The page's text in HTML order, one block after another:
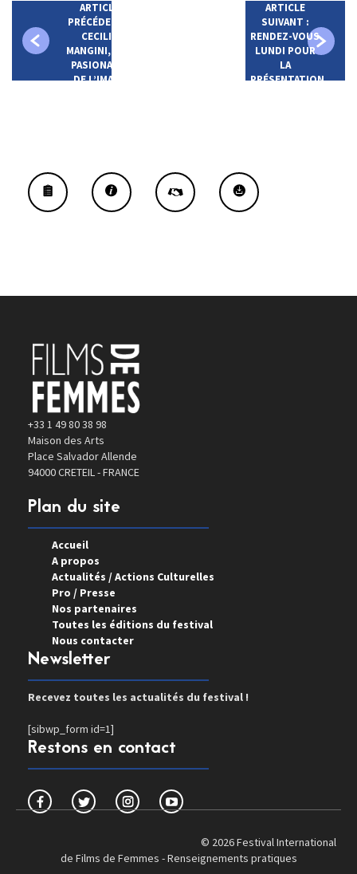
ARTICLE
PRÉCÉDENT :
CECILIA
MANGINI, UNE
PASIONARIA
DE L’IMAGE
ARTICLE
SUIVANT :
RENDEZ-VOUS
LUNDI POUR
LA
PRÉSENTATION
+33 1 49 80 38 98
Maison des Arts
Place Salvador Allende
94000 CRETEIL - FRANCE
Plan du site
Accueil
A propos
Actualités / Actions Culturelles
Pro / Presse
Nos partenaires
Toutes les éditions du festival
Nous contacter
Newsletter
Recevez toutes les actualités du festival !
[sibwp_form id=1]
Restons en contact
© 2026 Festival International
de Films de Femmes -Renseignements pratiques